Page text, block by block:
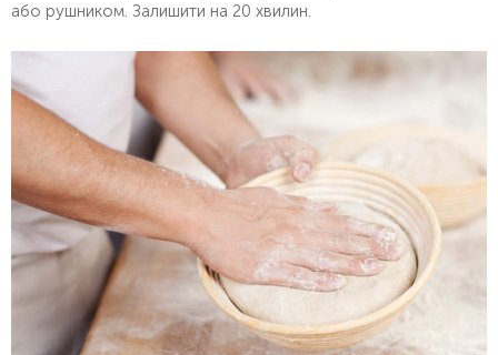
або рушником. Залишити на 20 хвилин.